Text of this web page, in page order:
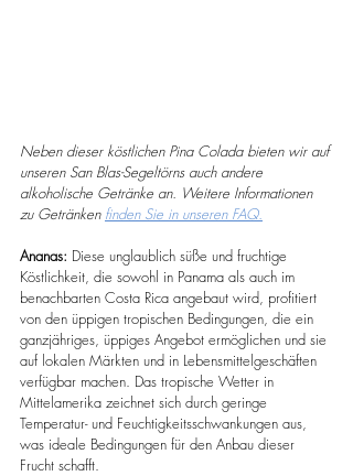
Neben dieser köstlichen Pina Colada bieten wir auf
unseren San Blas-Segeltörns auch andere
alkoholische Getränke an. Weitere Informationen
zu Getränken finden Sie in unseren FAQ.
Ananas: Diese unglaublich süße und fruchtige
Köstlichkeit, die sowohl in Panama als auch im
benachbarten Costa Rica angebaut wird, profitiert
von den üppigen tropischen Bedingungen, die ein
ganzjähriges, üppiges Angebot ermöglichen und sie
auf lokalen Märkten und in Lebensmittelgeschäften
verfügbar machen. Das tropische Wetter in
Mittelamerika zeichnet sich durch geringe
Temperatur- und Feuchtigkeitsschwankungen aus,
was ideale Bedingungen für den Anbau dieser
Frucht schafft.